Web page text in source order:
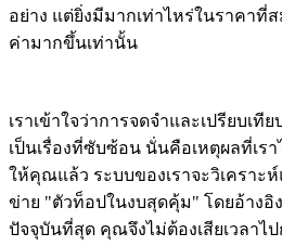
อย่าง แต่ยิ่งมีมากเท่าไหร่ในราคาที่
ค่ามากขึ้นเท่านั้น
เราเข้าใจว่าการจดจำและเปรียบเที
เป็นเรื่องที่ซับซ้อน นั่นคือเหตุผลที่เร
ให้คุณแล้ว ระบบของเราจะวิเคราะ
ข่าย "ตัวท็อปในงบสุดคุ้ม" โดยอ้างอิ
ปัจจุบันที่สุด คุณจึงไม่ต้องเสียเวลาไ